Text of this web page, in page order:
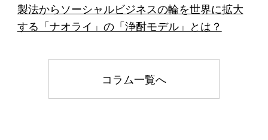
製法からソーシャルビジネスの輪を世界に拡大
する「ナオライ」の「浄酎モデル」とは？
コラム一覧へ